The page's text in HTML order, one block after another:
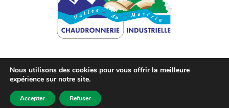
©2026Site créé par
Mentions légales
Nous utilisons des cookies pour vous offrir la meilleure
expérience sur notre site.
Accepter Refuser